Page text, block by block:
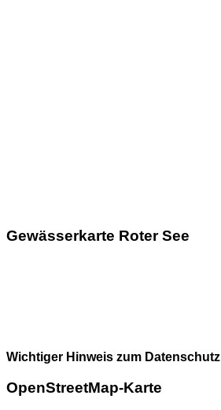
Gewässerkarte Roter See
Wichtiger Hinweis zum Datenschutz
OpenStreetMap-Karte